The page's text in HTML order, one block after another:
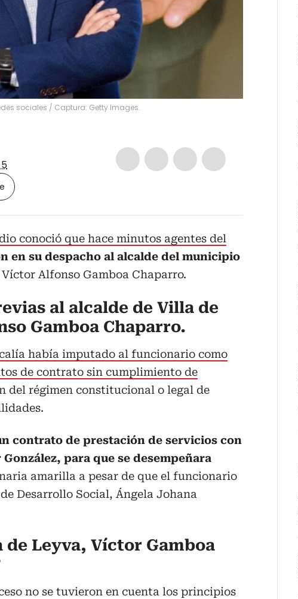
sociales / Captura: Getty Images.
conoció que hace minutos agentes del
en su despacho al alcalde del municipio
Víctor Alfonso Gamboa Chaparro.
al alcalde de Villa de
Gamboa Chaparro.
había imputado al funcionario como
de contrato sin cumplimiento de
del régimen constitucional o legal de
contrato de prestación de servicios con
para que se desempeñara
amarilla a pesar de que el funcionario
Desarrollo Social, Ángela Johana
de Leyva, Víctor Gamboa
no se tuvieron en cuenta los principios